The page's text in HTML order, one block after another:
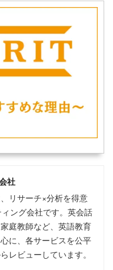
社
リサーチ×分析を得意
ング会社です。英会話
庭教師など、英語教育
に、各サービスを公平
レビューしています。